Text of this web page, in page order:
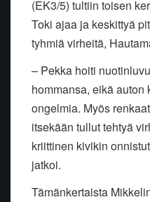
(EK3/5) tultiin toisen
Toki ajaa ja keskittyä
tyhmiä virheitä,
– Pekka hoiti
hommansa, eikä auton
ongelmia. Myös
itsekään tullut tehtyä
kriittinen kivikin
jatkoi.
Tämänkertaista